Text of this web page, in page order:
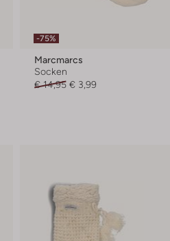
-75%
Marcmarcs
Socken
€ 14,95 € 3,99